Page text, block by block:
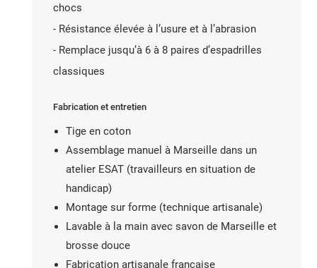
chocs
- Résistance élevée à l’usure et à l’abrasion
- Remplace jusqu’à 6 à 8 paires d’espadrilles
classiques
Fabrication et entretien
Tige en coton
Assemblage manuel à Marseille dans un
atelier ESAT (travailleurs en situation de
handicap)
Montage sur forme (technique artisanale)
Lavable à la main avec savon de Marseille et
brosse douce
Fabrication artisanale française